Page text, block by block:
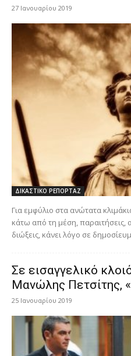
27 Ιανουαρίου 2019
ΔΙΚΑΣΤΙΚΟ ΡΕΠΟΡΤΑΖ
Για εμφύλιο στα ανώτατα
κάτω από τη μέση, παραιτήσεις,
διώξεις, κάνει λόγο σε
Σε εισαγγελικό
Μανώλης Πετσίτης,
25 Ιανουαρίου 2019